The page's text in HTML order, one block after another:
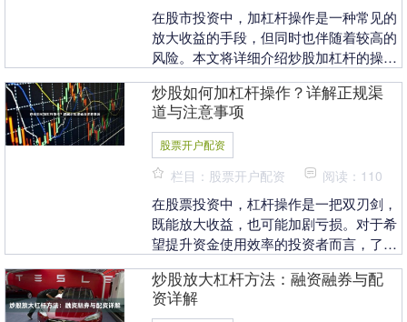
在股市投资中，加杠杆操作是一种常见的
放大收益的手段，但同时也伴随着较高的
风险。本文将详细介绍炒股加杠杆的操作
制策略，帮助投资....
炒股如何加杠杆操作？详解正规渠
道与注意事项
股票开户配资
栏目：股票开户配资 阅读：110
在股票投资中，杠杆操作是一把双刃剑，
既能放大收益，也可能加剧亏损。对于希
望提升资金使用效率的投资者而言，了解
相关注意事项至关....
炒股放大杠杆方法：融资融券与配
资详解